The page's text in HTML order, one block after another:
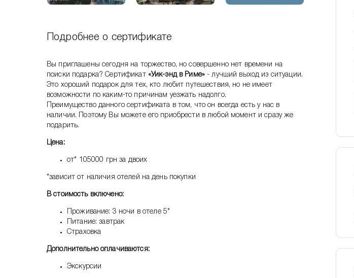
Подробнее о сертификате
Вы приглашены сегодня на торжество, но совершенно нет времени на
поиски подарка? Сертификат «Уик-энд в Риме» - лучший выход из ситуации.
Это хороший подарок для тех, кто любит путешествия, но не имеет
возможности по каким-то причинам уезжать надолго.
Преимущество данного сертификата в том, что он всегда есть у нас в
наличии. Поэтому Вы можете его приобрести в любой момент и сразу же
подарить.
Цена:
от* 105000 грн за двоих
*зависит от наличия отелей на день покупки
В стоимость включено:
Проживание: 3 ночи в отеле 5*
Питание: завтрак
Страховка
Дополнительно оплачиваются:
Экскурсии